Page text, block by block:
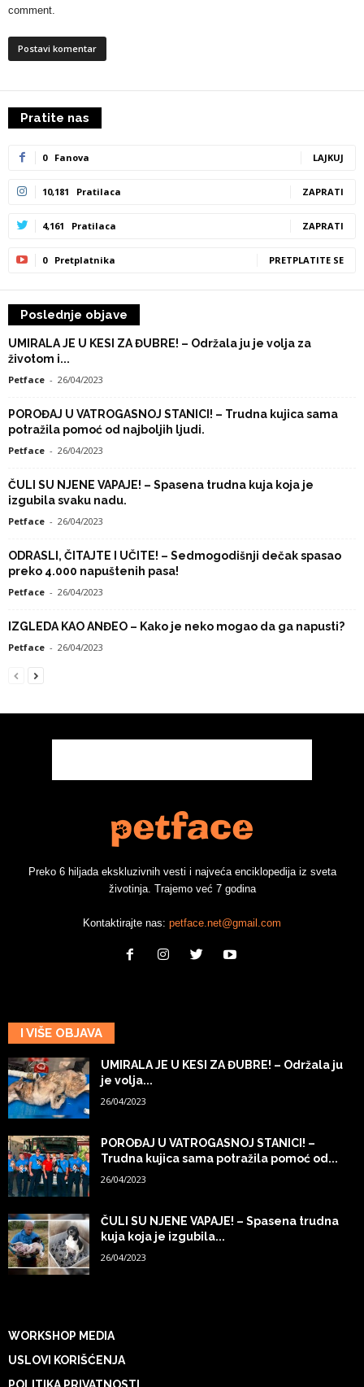
comment.
Pratite nas
0 Fanova LAJKUJ
10,181 Pratilaca ZAPRATI
4,161 Pratilaca ZAPRATI
0 Pretplatnika PRETPLATITE SE
Poslednje objave
UMIRALA JE U KESI ZA ĐUBRE! – Održala ju je volja za
životom i...
Petface - 26/04/2023
POROĐAJ U VATROGASNOJ STANICI! – Trudna kujica sama
potražila pomoć od najboljih ljudi.
Petface - 26/04/2023
ČULI SU NJENE VAPAJE! – Spasena trudna kuja koja je
izgubila svaku nadu.
Petface - 26/04/2023
ODRASLI, ČITAJTE I UČITE! – Sedmogodišnji dečak spasao
preko 4.000 napuštenih pasa!
Petface - 26/04/2023
IZGLEDA KAO ANĐEO – Kako je neko mogao da ga napusti?
Petface - 26/04/2023
Preko 6 hiljada ekskluzivnih vesti i najveća enciklopedija iz sveta
životinja. Trajemo već 7 godina
Kontaktirajte nas: petface.net@gmail.com
I VIŠE OBJAVA
UMIRALA JE U KESI ZA ĐUBRE! – Održala ju
je volja...
26/04/2023
POROĐAJ U VATROGASNOJ STANICI! –
Trudna kujica sama potražila pomoć od...
26/04/2023
ČULI SU NJENE VAPAJE! – Spasena trudna
kuja koja je izgubila...
26/04/2023
WORKSHOP MEDIA
USLOVI KORIŠĆENJA
POLITIKA PRIVATNOSTI